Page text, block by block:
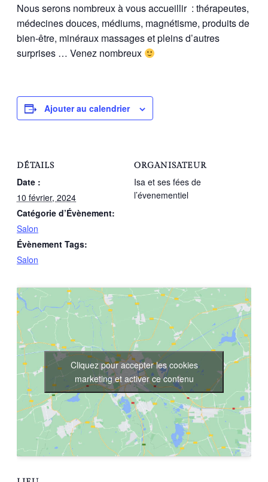
Nous serons nombreux à vous accueillir : thérapeutes,
médecines douces, médiums, magnétisme, produits de
bien-être, minéraux massages et pleins d’autres
surprises … Venez nombreux
Ajouter au calendrier
DÉTAILS
Date :
10 février, 2024
Catégorie d’Évènement:
Salon
Évènement Tags:
Salon
ORGANISATEUR
Isa et ses fées de
l’évenementiel
Cliquez pour accepter les cookies
marketing et activer ce contenu